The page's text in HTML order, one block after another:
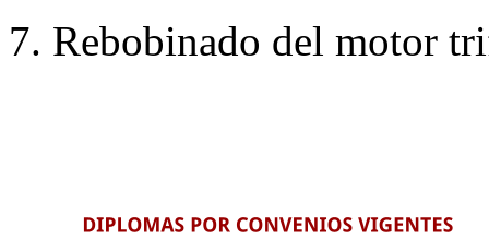
7. Rebobinado del motor